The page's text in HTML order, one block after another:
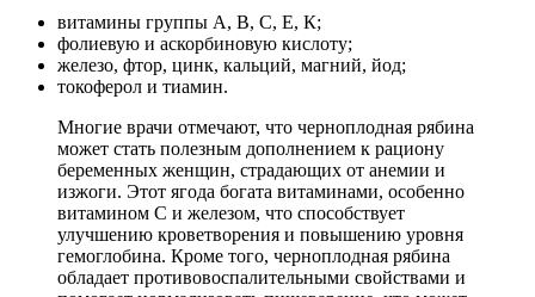
витамины группы А, В, С, Е, К;
фолиевую и аскорбиновую кислоту;
железо, фтор, цинк, кальций, магний, йод;
токоферол и тиамин.
Многие врачи отмечают, что черноплодная рябина
может стать полезным дополнением к рациону
беременных женщин, страдающих от анемии и
изжоги. Этот ягода богата витаминами, особенно
витамином C и железом, что способствует
улучшению кроветворения и повышению уровня
гемоглобина. Кроме того, черноплодная рябина
обладает противовоспалительными свойствами и